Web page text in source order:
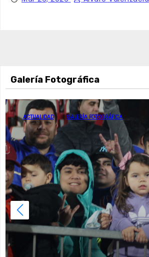
Galería Fotográfica
ACTUALIDAD GALERÍA FOTOGRÁFICA